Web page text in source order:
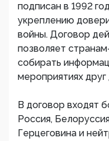
подписан в 1992
укреплению
войны. Договор
позволяет
собирать
мероприятиях друг
В договор входят
Россия,
Герцеговина и